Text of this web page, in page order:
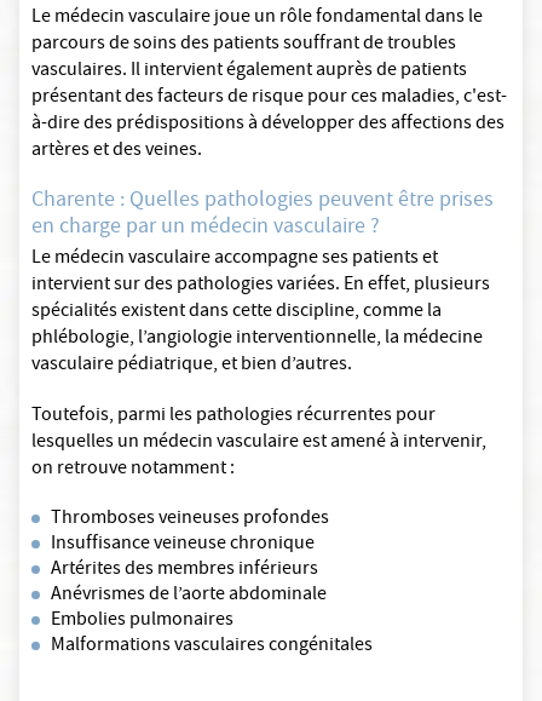
Le médecin vasculaire joue un rôle fondamental dans le
parcours de soins des patients souffrant de troubles
vasculaires. Il intervient également auprès de patients
présentant des facteurs de risque pour ces maladies, c'est-
à-dire des prédispositions à développer des affections des
artères et des veines.
Charente : Quelles pathologies peuvent être prises
en charge par un médecin vasculaire ?
Le médecin vasculaire accompagne ses patients et
intervient sur des pathologies variées. En effet, plusieurs
spécialités existent dans cette discipline, comme la
phlébologie, l’angiologie interventionnelle, la médecine
vasculaire pédiatrique, et bien d’autres.
Toutefois, parmi les pathologies récurrentes pour
lesquelles un médecin vasculaire est amené à intervenir,
on retrouve notamment :
Thromboses veineuses profondes
Insuffisance veineuse chronique
Artérites des membres inférieurs
Anévrismes de l’aorte abdominale
Embolies pulmonaires
Malformations vasculaires congénitales